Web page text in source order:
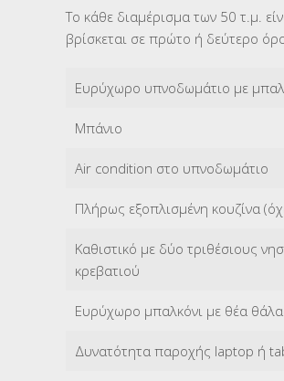
Το κάθε διαμέρισμα των 50 τ.μ.
βρίσκεται σε πρώτο ή δεύτερο
Ευρύχωρο υπνοδωμάτιο με
Μπάνιο
Air condition στο υπνοδωμάτιο
Πλήρως εξοπλισμένη κουζίνα
Καθιστικό με δύο τριθέσιους
κρεβατιού
Ευρύχωρο μπαλκόνι με θέα
Δυνατότητα παροχής laptop ή